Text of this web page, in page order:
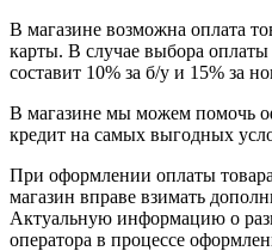
В магазине возможна оплата
карты. В случае выбора
составит 10% за б/у и 15% за
В магазине мы можем помочь
кредит на самых выгодных
При оформлении оплаты
магазин вправе взимать
Актуальную информацию о
оператора в процессе